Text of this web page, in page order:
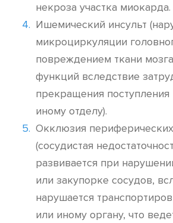
некроза участка миокарда.
Ишемический инсульт
микроциркуляции
повреждением ткани
функций вследствие
прекращения
иному отделу).
Окклюзия
(сосудистая
развивается при
или закупорке сосудов,
нарушается
или иному органу, что